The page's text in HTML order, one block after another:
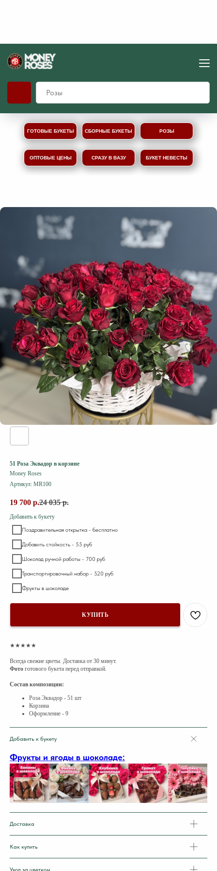
РОЗЫ
БУКЕТ НЕВЕСТЫ
ГОТОВЫЕ БУКЕТЫ СБОРНЫЕ БУКЕТЫ
СРАЗУ В ВАЗУ
ОПТОВЫЕ ЦЕНЫ
51 Роза Эквадор в корзине
Money Roses
Артикул: MR100
19 700 р.24 035 р.
Добавить к букету
Поздравительная открытка - бесплатно
Добавить стойкость - 55 руб
Шоколад ручной работы - 700 руб
Транспортировочный набор - 520 руб
Фрукты в шоколаде
КУПИТЬ
★★★★★
Всегда свежие цветы. Доставка от 30 минут.
Фото готового букета перед отправкой.
Состав композиции:
Роза Эквадор - 51 шт
Корзина
Оформление - 9
Добавить к букету
Фрукты и ягоды в шоколаде:
Доставка
Как купить
Уход за цветком